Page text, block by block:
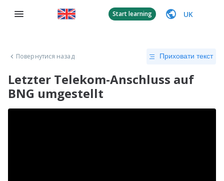
Start learning UK
Повернутися назад Приховати текст
Letzter Telekom-Anschluss auf
BNG umgestellt